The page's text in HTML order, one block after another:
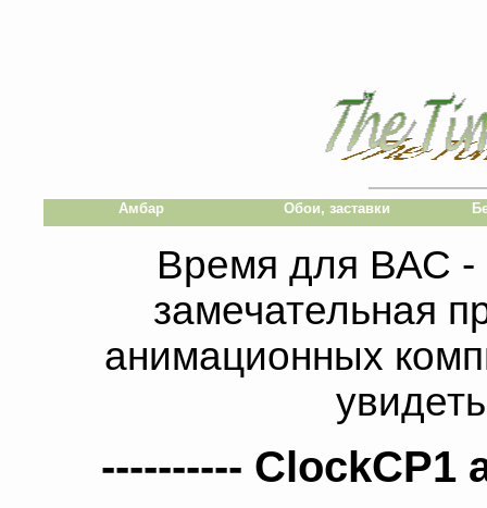
Амбар Обои, заставки
Время для ВАС -
замечательная
анимационных
---------- ClockCP1